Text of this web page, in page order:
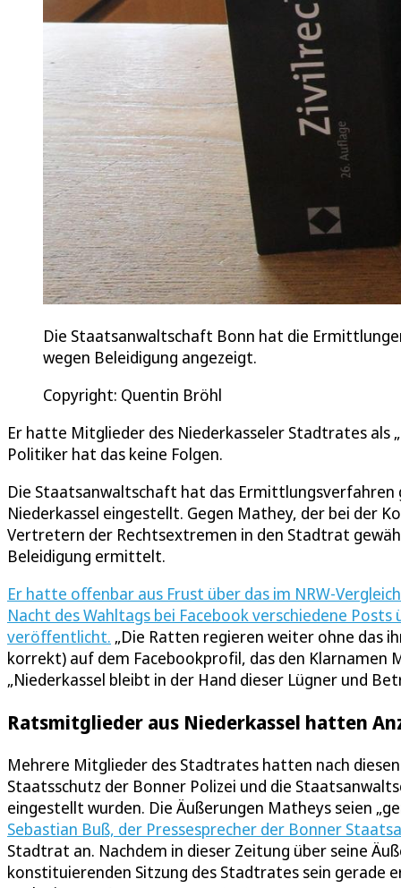
Die Staatsanwaltschaft Bonn hat die
wegen Beleidigung angezeigt.
Copyright: Quentin Bröhl
Er hatte Mitglieder des Niederkasseler Stadtrates als
Politiker hat das keine Folgen.
Die Staatsanwaltschaft hat das
Niederkassel eingestellt. Gegen Mathey, der bei der
Vertretern der Rechtsextremen in den Stadtrat
Beleidigung ermittelt.
Er hatte offenbar aus Frust über das im NRW-
Nacht des Wahltags bei Facebook verschiedene
veröffentlicht. „Die Ratten regieren weiter ohne das
korrekt) auf dem Facebookprofil, das den Klarnamen
„Niederkassel bleibt in der Hand dieser Lügner und
Ratsmitglieder aus Niederkassel hatten
Mehrere Mitglieder des Stadtrates hatten nach
Staatsschutz der Bonner Polizei und die
eingestellt wurden. Die Äußerungen Matheys seien
Sebastian Buß, der Pressesprecher der Bonner
Stadtrat an. Nachdem in dieser Zeitung über seine
konstituierenden Sitzung des Stadtrates sein gerade